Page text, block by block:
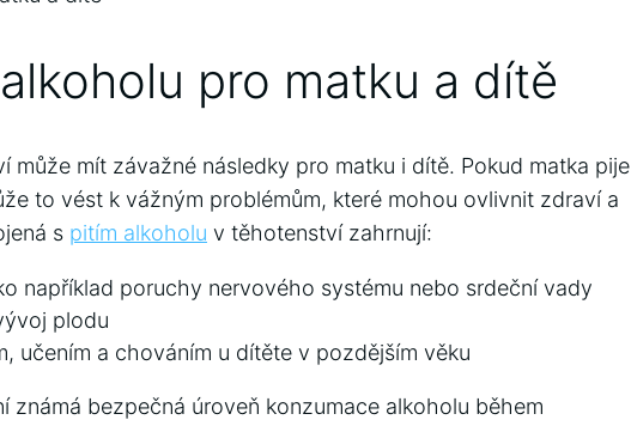
pro matku a dítě
může mít závažné⁢ následky ⁤pro ‌matku i dítě. ​Pokud matka pije
to⁢ vést k vážným problémům, které ⁢mohou⁢ ovlivnit zdraví a⁤
s pitím alkoholu v těhotenství zahrnují:
například ⁢poruchy nervového systému nebo srdeční‌ vady
plodu
učením a chováním u dítěte v‌ pozdějším ⁤věku
⁤známá bezpečná úroveň‌ konzumace alkoholu ⁣během